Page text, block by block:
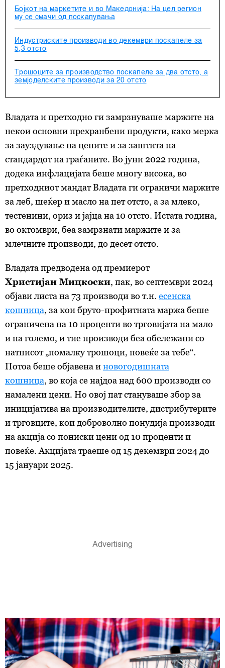
Бојкот на маркетите и во Македонија: На цел регион
му се смачи од поскапувања
Индустриските производи во декември поскапеле за
5,3 отсто
Трошоците за производство поскапеле за два отсто, а
земјоделските производи за 20 отсто
Владата и претходно ги замрзнуваше маржите на
некои основни прехранбени продукти, како мерка
за зауздување на цените и за заштита на
стандардот на граѓаните. Во јуни 2022 година,
додека инфлацијата беше многу висока, во
претходниот мандат Владата ги ограничи маржите
за леб, шеќер и масло на пет отсто, а за млеко,
тестенини, ориз и јајца на 10 отсто. Истата година,
во октомври, беа замрзнати маржите и за
млечните производи, до десет отсто.
Владата предводена од премиерот
Христијан Мицкоски, пак, во септември 2024
објави листа на 73 производи во т.н. есенска
кошница, за кои бруто-профитната маржа беше
ограничена на 10 проценти во трговијата на мало
и на големо, и тие производи беа обележани со
натписот „помалку трошоци, повеќе за тебе“.
Потоа беше објавена иновогодишната
кошница, во која се најдоа над 600 производи со
намалени цени. Но овој пат стануваше збор за
иницијатива на производителите, дистрибутерите
и трговците, кои доброволно понудија производи
на акција со пониски цени од 10 проценти и
повеќе. Акцијата траеше од 15 декември 2024 до
15 јануари 2025.